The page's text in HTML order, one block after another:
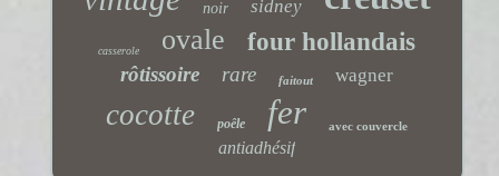
noir sidney
casserole ovale four hollandais
rôtissoire rare faitout wagner
cocotte poêle fer avec couvercle
antiadhésif